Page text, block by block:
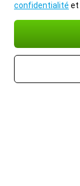
confidentialité et